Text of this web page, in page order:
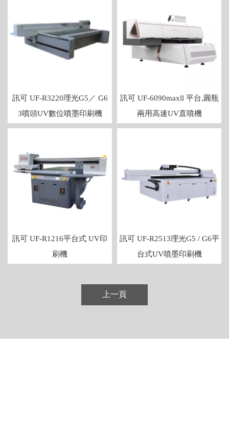
訊可 UF-R3220理光G5／ G6
3噴頭UV數位噴墨印刷機
訊可 UF-6090maxll 平台,圓瓶
兩用高速UV直噴機
訊可 UF-R1216平台式 UV印
刷機
訊可 UF-R2513理光G5 / G6平
台式UV噴墨印刷機
上一頁